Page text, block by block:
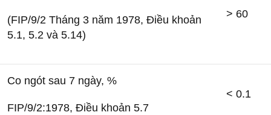
(FIP/9/2 Tháng 3 năm 1978, Điều khoản
5.1, 5.2 và 5.14)
> 60
Co ngót sau 7 ngày, %
FIP/9/2:1978, Điều khoản 5.7
< 0.1